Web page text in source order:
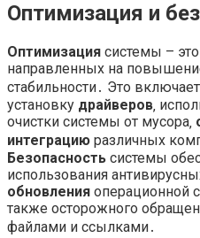
Оптимизация и
Оптимизация системы –
направленных на
стабильности․ Это
установку драйверов‚
очистки системы от мусора‚
интеграцию различных
Безопасность системы
использования
обновления операционной
также осторожного
файлами и ссылками․